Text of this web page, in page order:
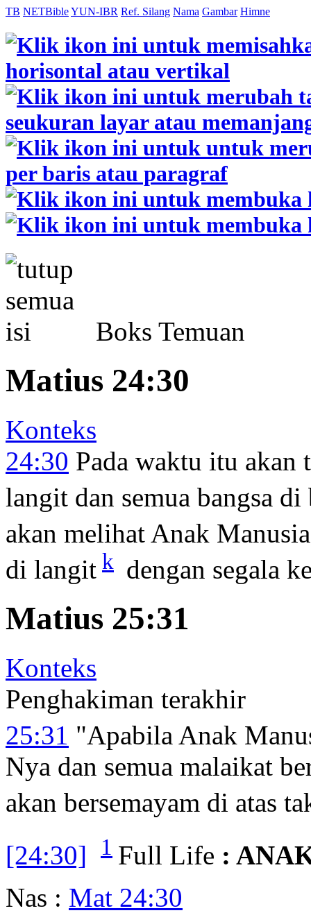
TB NETBibleYUN-IBR Ref. Silang Nama Gambar Himne
Boks Temuan
Matius 24:30
Konteks
24:30 Pada waktu itu akan
langit dan semua bangsa
akan melihat Anak
di langit k dengan segala
Matius 25:31
Konteks
Penghakiman terakhir
25:31 "Apabila Anak
Nya dan semua malaikat
akan bersemayam di atas
[24:30]
1 Full Life :
Nas : Mat 24:30